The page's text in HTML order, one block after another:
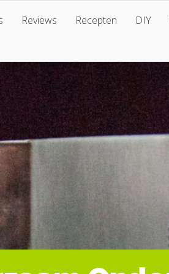
Reviews Recepten DIY